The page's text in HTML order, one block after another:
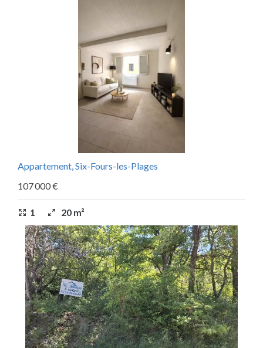
Appartement, Six-Fours-les-Plages
107 000 €
1 20 m²